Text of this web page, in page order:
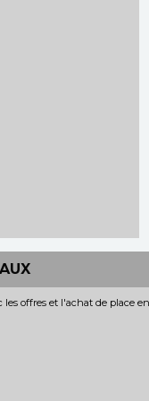
offres et l'achat de place